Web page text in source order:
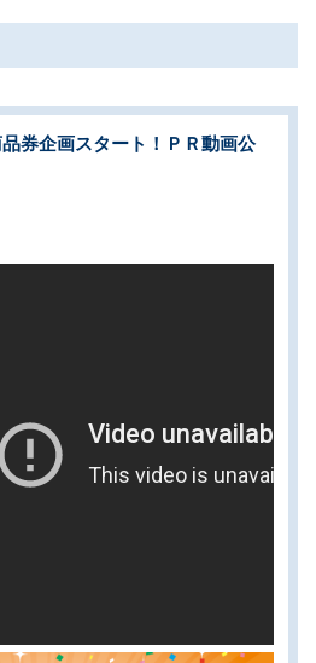
品券企画スタート！ＰＲ動画公